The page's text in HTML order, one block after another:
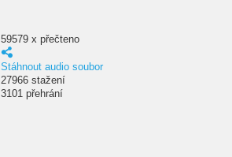
59579 x přečteno
Stáhnout audio soubor
27966 stažení
3101 přehrání